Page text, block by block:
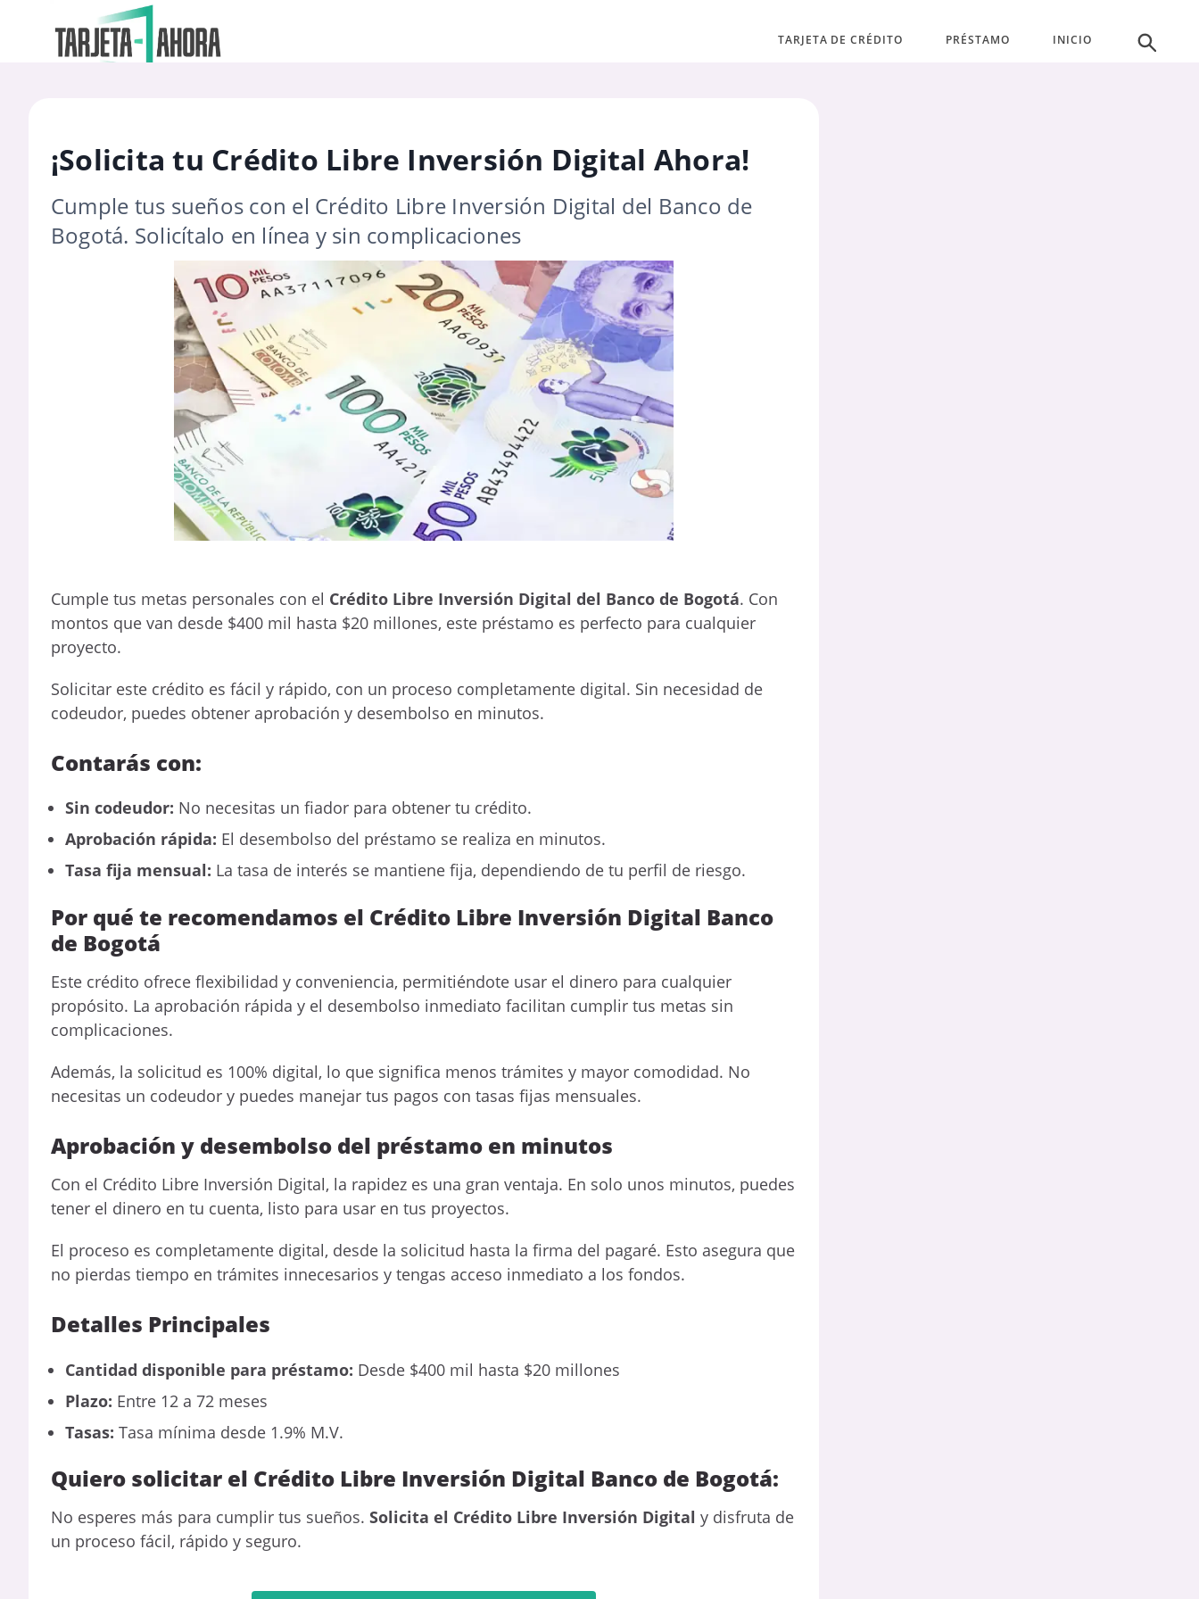
TARJETA DE CRÉDITO PRÉSTAMO INICIO
¡Solicita tu Crédito Libre Inversión Digital Ahora!
Cumple tus sueños con el Crédito Libre Inversión Digital del Banco de
Bogotá. Solicítalo en línea y sin complicaciones
Cumple tus metas personales con el Crédito Libre Inversión Digital del Banco de Bogotá. Con
montos que van desde $400 mil hasta $20 millones, este préstamo es perfecto para cualquier
proyecto.
Solicitar este crédito es fácil y rápido, con un proceso completamente digital. Sin necesidad de
codeudor, puedes obtener aprobación y desembolso en minutos.
Contarás con:
Sin codeudor: No necesitas un fiador para obtener tu crédito.
Aprobación rápida: El desembolso del préstamo se realiza en minutos.
Tasa fija mensual: La tasa de interés se mantiene fija, dependiendo de tu perfil de riesgo.
Por qué te recomendamos el Crédito Libre Inversión Digital Banco
de Bogotá
Este crédito ofrece flexibilidad y conveniencia, permitiéndote usar el dinero para cualquier
propósito. La aprobación rápida y el desembolso inmediato facilitan cumplir tus metas sin
complicaciones.
Además, la solicitud es 100% digital, lo que significa menos trámites y mayor comodidad. No
necesitas un codeudor y puedes manejar tus pagos con tasas fijas mensuales.
Aprobación y desembolso del préstamo en minutos
Con el Crédito Libre Inversión Digital, la rapidez es una gran ventaja. En solo unos minutos, puedes
tener el dinero en tu cuenta, listo para usar en tus proyectos.
El proceso es completamente digital, desde la solicitud hasta la firma del pagaré. Esto asegura que
no pierdas tiempo en trámites innecesarios y tengas acceso inmediato a los fondos.
Detalles Principales
Cantidad disponible para préstamo: Desde $400 mil hasta $20 millones
Plazo: Entre 12 a 72 meses
Tasas: Tasa mínima desde 1.9% M.V.
Quiero solicitar el Crédito Libre Inversión Digital Banco de Bogotá:
No esperes más para cumplir tus sueños. Solicita el Crédito Libre Inversión Digital y disfruta de
un proceso fácil, rápido y seguro.